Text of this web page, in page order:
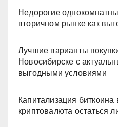
Недорогие
вторичном рынке как
Лучшие варианты
Новосибирске с
выгодными условиями
Капитализация
криптовалюта остаться